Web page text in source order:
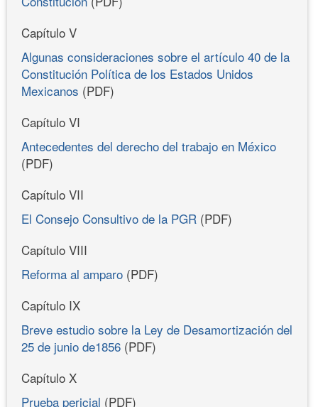
Capítulo V
Algunas consideraciones sobre el artículo 40 de la
Constitución Política de los Estados Unidos
Mexicanos (PDF)
Capítulo VI
Antecedentes del derecho del trabajo en México
(PDF)
Capítulo VII
El Consejo Consultivo de la PGR (PDF)
Capítulo VIII
Reforma al amparo (PDF)
Capítulo IX
Breve estudio sobre la Ley de Desamortización del
25 de junio de1856 (PDF)
Capítulo X
Prueba pericial (PDF)